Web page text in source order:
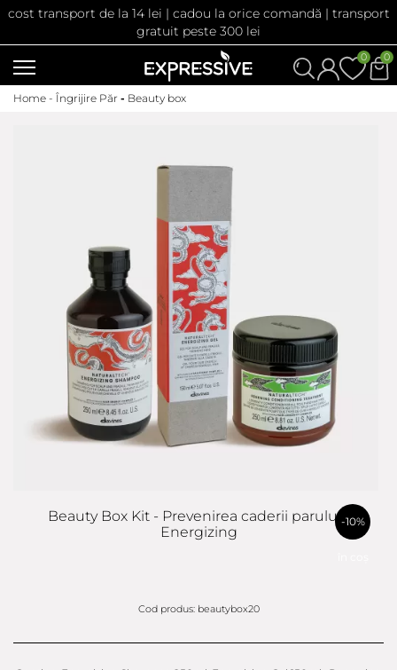
cost transport de la 14 lei | cadou la orice comandă | transport
gratuit peste 300 lei
0
0
Home - Îngrijire Păr - Beauty box
Beauty Box Kit - Prevenirea caderii parului -
Energizing
-10%
Cod produs: beautybox20